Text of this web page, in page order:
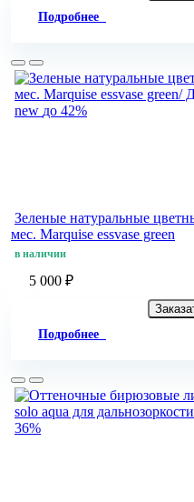
Подробнее
new до 42%
Зеленые натуральные
мес. Marquise essvase green
в наличии
5 000 ₽
Подробнее
36%